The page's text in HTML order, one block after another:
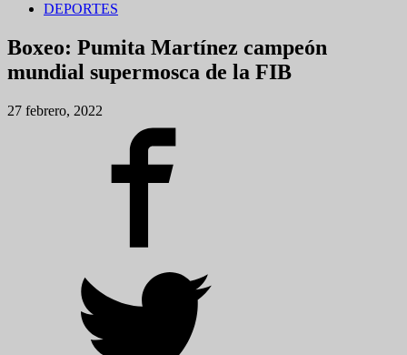
DEPORTES
Boxeo: Pumita Martínez campeón
mundial supermosca de la FIB
27 febrero, 2022